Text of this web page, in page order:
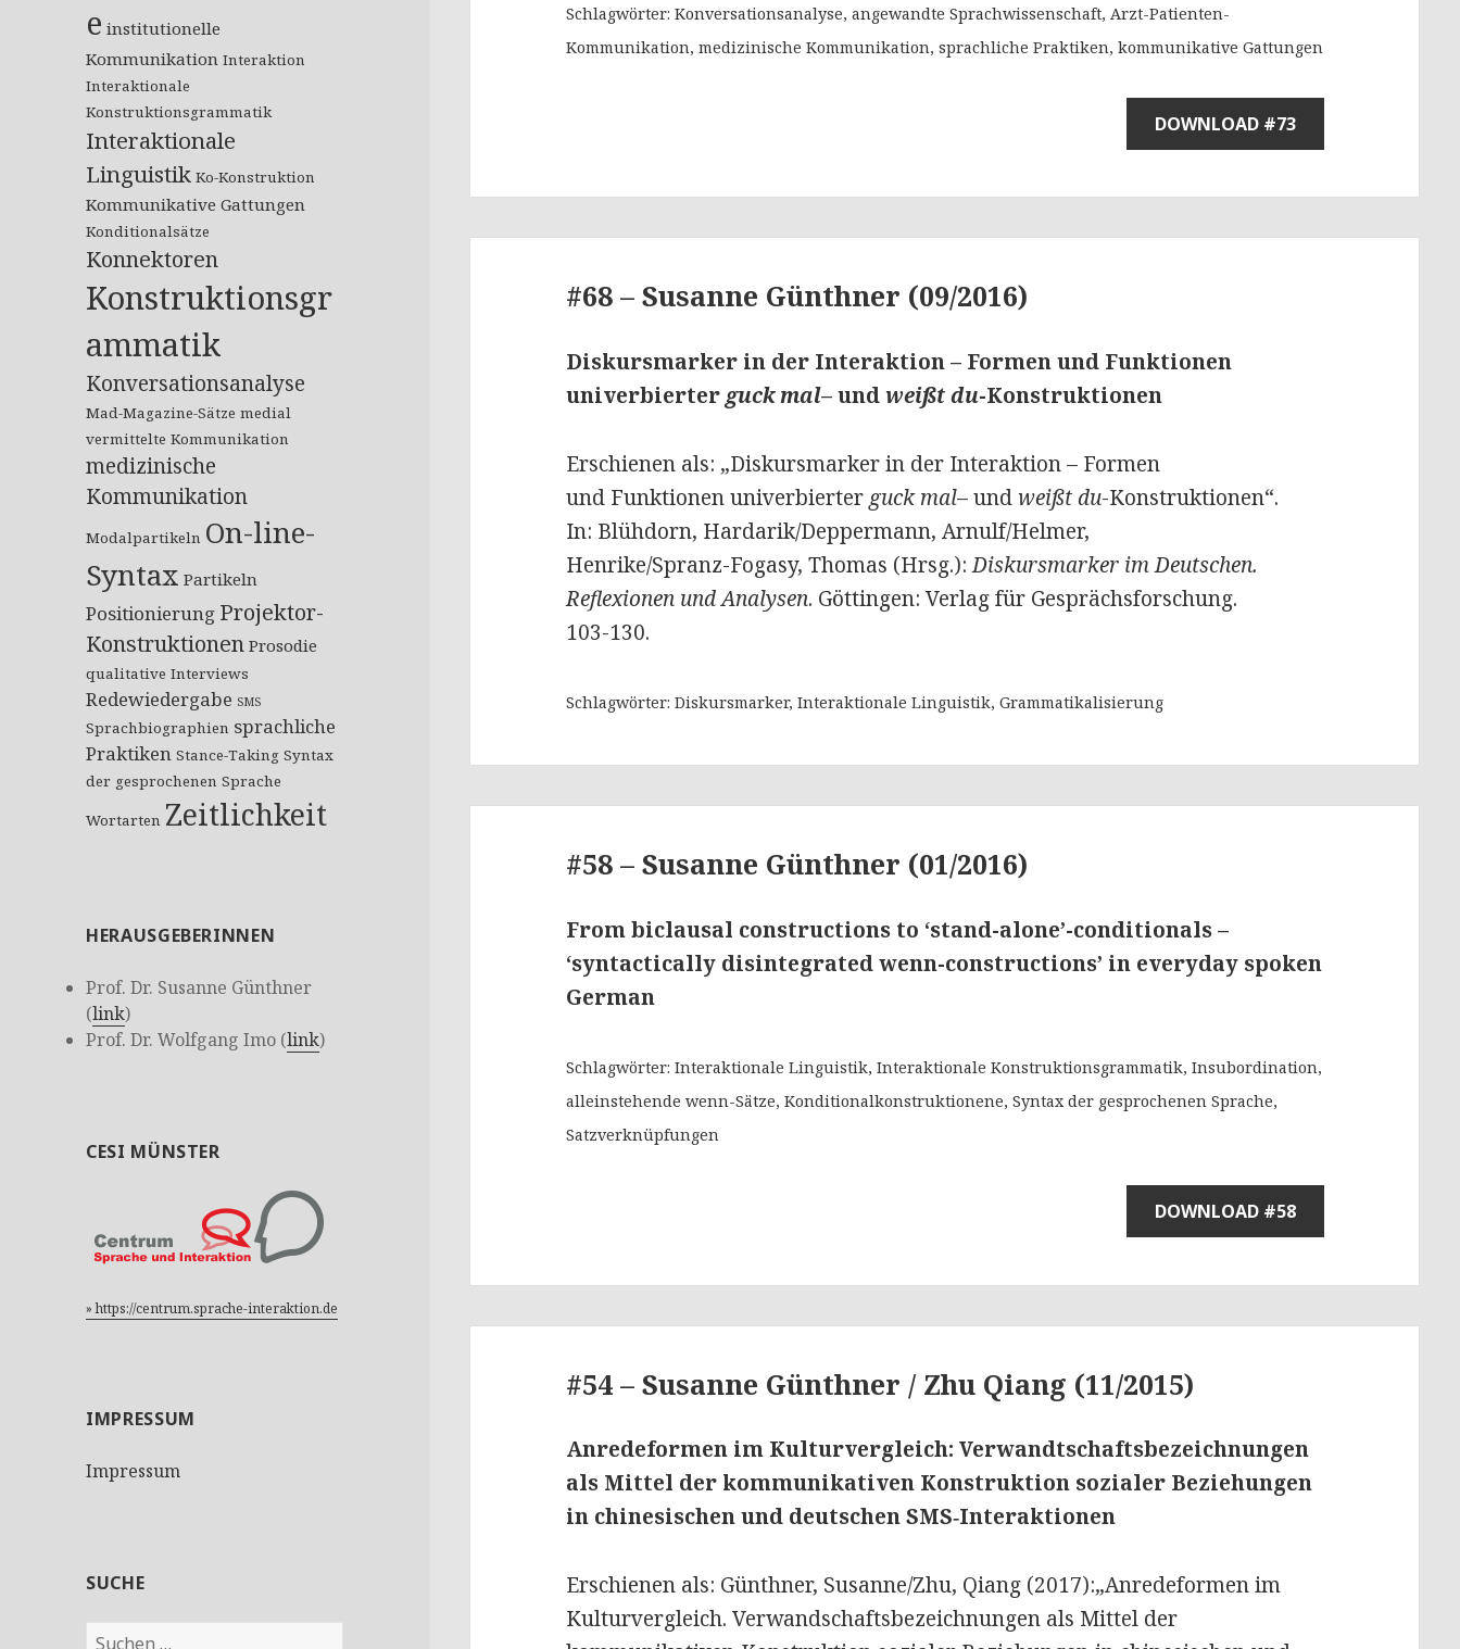
e institutionelle
Kommunikation Interaktion
Interaktionale
Konstruktionsgrammatik
Interaktionale
Linguistik Ko-Konstruktion
Kommunikative Gattungen
Konditionalsätze
Konnektoren
Konstruktionsgr
ammatik
Konversationsanalyse
Mad-Magazine-Sätze medial
vermittelte Kommunikation
medizinische
Kommunikation
Modalpartikeln On-line-
Syntax Partikeln
Positionierung Projektor-
Konstruktionen Prosodie
qualitative Interviews
Redewiedergabe SMS
Sprachbiographien sprachliche
Praktiken Stance-Taking Syntax
der gesprochenen Sprache
Wortarten Zeitlichkeit
HERAUSGEBERINNEN
Prof. Dr. Susanne Günthner
(link)
Prof. Dr. Wolfgang Imo (link)
CESI MÜNSTER
» https://centrum.sprache-interaktion.de
IMPRESSUM
Impressum
SUCHE
S
Schlagwörter: Konversationsanalyse, angewandte Sprachwissenschaft, Arzt-Patienten-
Kommunikation, medizinische Kommunikation, sprachliche Praktiken, kommunikative Gattungen
DOWNLOAD #73
#68 – Susanne Günthner (09/2016)
Diskursmarker in der Interaktion – Formen und Funktionen
univerbierter guck mal– und weißt du-Konstruktionen
Erschienen als: „Diskursmarker in der Interaktion – Formen
und Funktionen univerbierter guck mal– undweißt du-Konstruktionen“.
In: Blühdorn, Harda­rik/Depper­mann, Arnulf/Helmer,
Henrike/Spranz-Fogasy, Thomas (Hrsg.):Diskurs­marker im Deutschen.
Reflexionen und Analysen. Göttingen: Verlag für Gesprächsforschung.
103-130.
Schlagwörter: Diskursmarker, Interaktionale Linguistik, Grammatikalisierung
#58 – Susanne Günthner (01/2016)
From biclausal constructions to ‘stand-alone’-conditionals –
‘syntactically disintegrated wenn-constructions’ in everyday spoken
German
Schlagwörter: Interaktionale Linguistik, Interaktionale Konstruktionsgrammatik, Insubordination,
alleinstehende wenn-Sätze, Konditionalkonstruktionene, Syntax der gesprochenen Sprache,
Satzverknüpfungen
DOWNLOAD #58
#54 – Susanne Günthner / Zhu Qiang (11/2015)
Anredeformen im Kulturvergleich: Verwandtschaftsbezeichnungen
als Mittel der kommunikativen Konstruktion sozialer Beziehungen
in chinesischen und deutschen SMS‐Interaktionen
Erschienen als: Günthner, Susanne/Zhu, Qiang (2017):„Anredeformen im
Kulturvergleich. Verwandschaftsbezeichnungen als Mittel der